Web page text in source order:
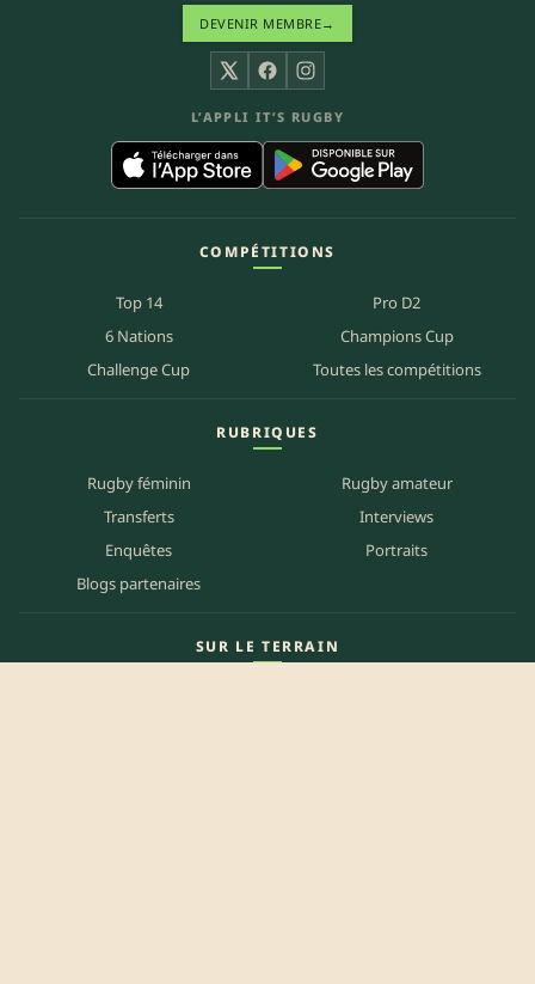
DEVENIR MEMBRE→
X FacebookInstagram
L’APPLI IT’S RUGBY
COMPÉTITIONS
Top 14
Pro D2
6 Nations
Champions Cup
Challenge Cup
Toutes les compétitions
RUBRIQUES
Rugby féminin
Rugby amateur
Transferts
Interviews
Enquêtes
Portraits
Blogs partenaires
SUR LE TERRAIN